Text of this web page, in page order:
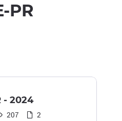
PR
- 2024
207 2